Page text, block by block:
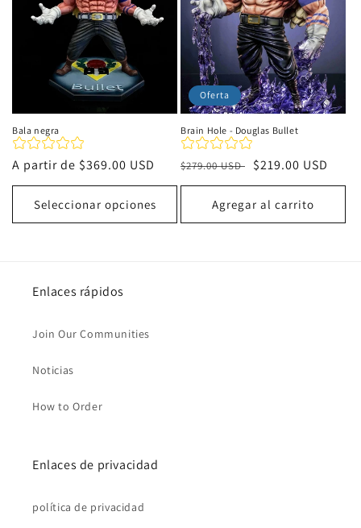
Bala negra
Precio
habitual
A partir de $369.00 USD
Seleccionar opciones
Oferta
Brain Hole - Douglas Bullet
Precio
habitual
$279.00 USD
Precio
de
oferta
$219.00 USD
Agregar al carrito
Enlaces rápidos
Join Our Communities
Noticias
How to Order
Enlaces de privacidad
política de privacidad